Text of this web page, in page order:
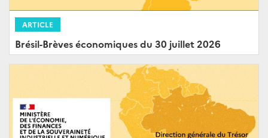
ARTICLE
Brésil-Brèves économiques du 30 juillet 2026